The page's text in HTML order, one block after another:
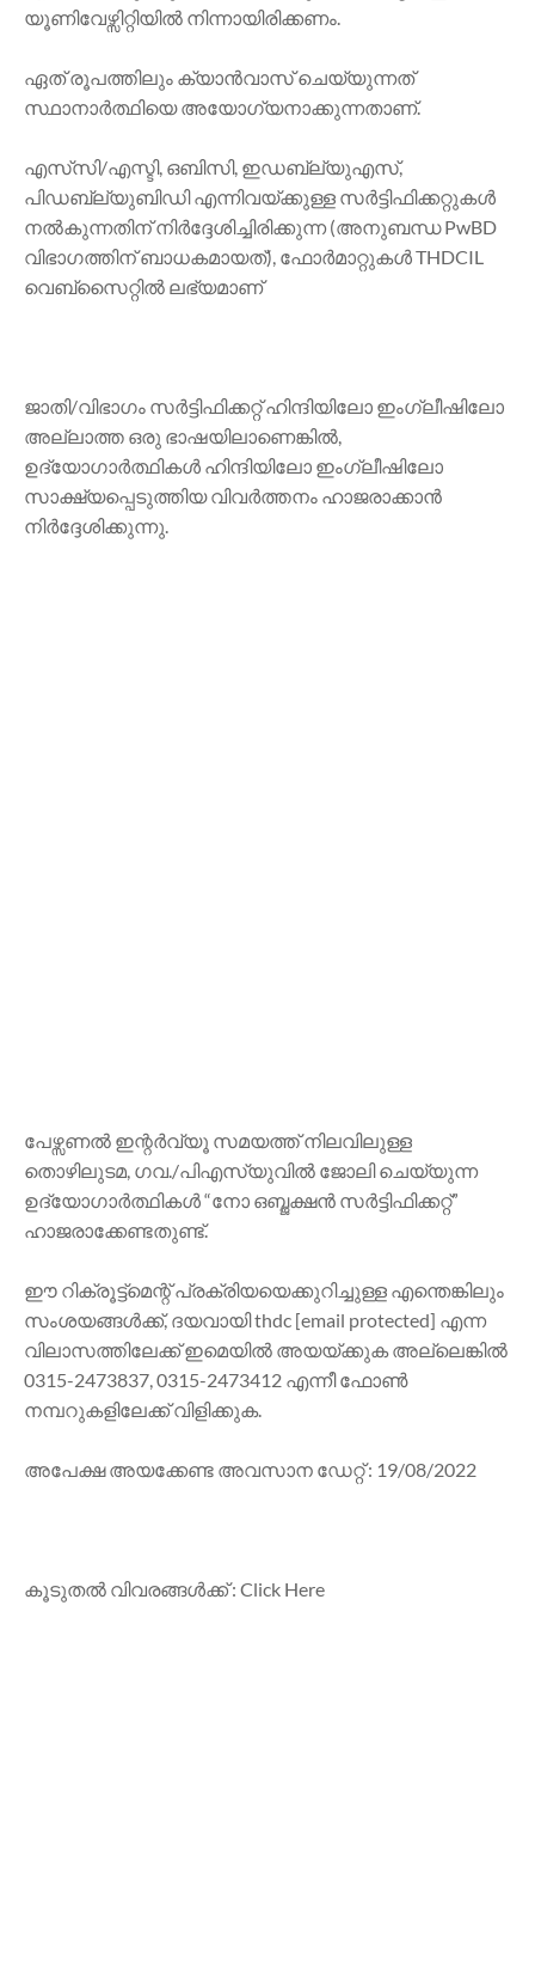
യൂണിവേഴ്സിറ്റിയിൽ നിന്നായിരിക്കണം.
ഏത് രൂപത്തിലും ക്യാൻവാസ് ചെയ്യുന്നത്
സ്ഥാനാർത്ഥിയെ അയോഗ്യനാക്കുന്നതാണ്.
എസ്‌സി/എസ്ടി, ഒബിസി, ഇഡബ്ല്യുഎസ്,
പിഡബ്ല്യുബിഡി എന്നിവയ്‌ക്കുള്ള സർട്ടിഫിക്കറ്റുകൾ
നൽകുന്നതിന് നിർദ്ദേശിച്ചിരിക്കുന്ന (അനുബന്ധ PwBD
വിഭാഗത്തിന് ബാധകമായത്), ഫോർമാറ്റുകൾ THDCIL
വെബ്‌സൈറ്റിൽ ലഭ്യമാണ്
ജാതി/വിഭാഗം സർട്ടിഫിക്കറ്റ് ഹിന്ദിയിലോ ഇംഗ്ലീഷിലോ
അല്ലാത്ത ഒരു ഭാഷയിലാണെങ്കിൽ,
ഉദ്യോഗാർത്ഥികൾ ഹിന്ദിയിലോ ഇംഗ്ലീഷിലോ
സാക്ഷ്യപ്പെടുത്തിയ വിവർത്തനം ഹാജരാക്കാൻ
നിർദ്ദേശിക്കുന്നു.
പേഴ്സണൽ ഇന്റർവ്യൂ സമയത്ത് നിലവിലുള്ള
തൊഴിലുടമ, ഗവ./പിഎസ്‌യുവിൽ ജോലി ചെയ്യുന്ന
ഉദ്യോഗാർത്ഥികൾ “നോ ഒബ്ജക്ഷൻ സർട്ടിഫിക്കറ്റ്”
ഹാജരാക്കേണ്ടതുണ്ട്.
ഈ റിക്രൂട്ട്‌മെന്റ് പ്രക്രിയയെക്കുറിച്ചുള്ള എന്തെങ്കിലും
സംശയങ്ങൾക്ക്, ദയവായി thdc [email protected] എന്ന
വിലാസത്തിലേക്ക് ഇമെയിൽ അയയ്‌ക്കുക അല്ലെങ്കിൽ
0315-2473837, 0315-2473412 എന്നീ ഫോൺ
നമ്പറുകളിലേക്ക് വിളിക്കുക.
അപേക്ഷ അയക്കേണ്ട അവസാന ഡേറ്റ് : 19/08/2022
കൂടുതൽ വിവരങ്ങൾക്ക് : Click Here